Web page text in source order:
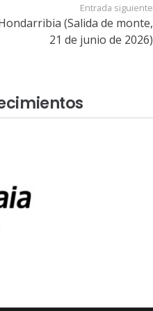
Entrada siguiente
(Salida de monte,
21 de junio de 2026)